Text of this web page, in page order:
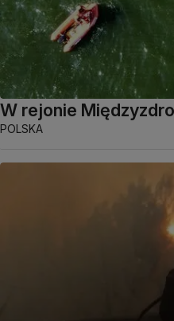
W rejonie
POLSKA